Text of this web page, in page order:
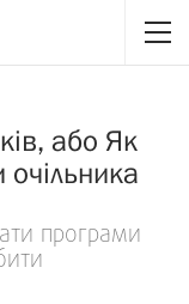
або Як
програми